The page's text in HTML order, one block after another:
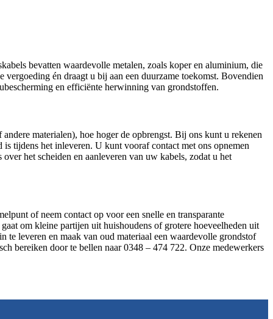
bevatten waardevolle metalen, zoals koper en aluminium, die
én draagt u bij aan een duurzame toekomst. Bovendien
en efficiënte herwinning van grondstoffen.
materialen), hoe hoger de opbrengst. Bij ons kunt u rekenen
tijdens het inleveren. U kunt vooraf contact met ons opnemen
het scheiden en aanleveren van uw kabels, zodat u het
of neem contact op voor een snelle en transparante
om kleine partijen uit huishoudens of grotere hoeveelheden uit
leveren en maak van oud materiaal een waardevolle grondstof
bereiken door te bellen naar 0348 – 474 722. Onze medewerkers